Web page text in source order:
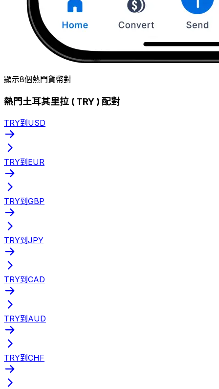
顯示8個熱門貨幣對
熱門土耳其里拉 ( TRY ) 配對
TRY到USD
TRY到EUR
TRY到GBP
TRY到JPY
TRY到CAD
TRY到AUD
TRY到CHF